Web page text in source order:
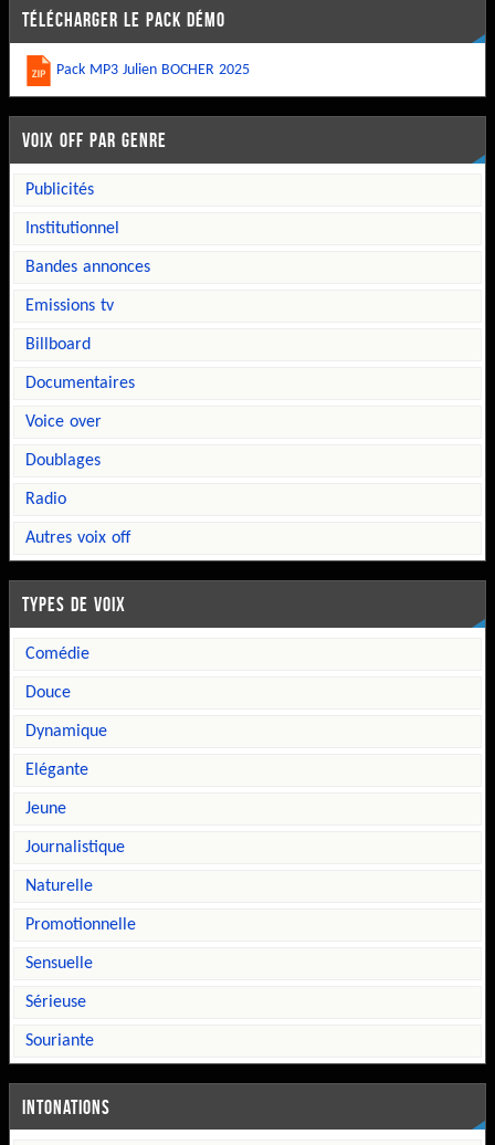
TÉLÉCHARGER LE PACK DÉMO
Pack MP3 Julien BOCHER 2025
VOIX OFF PAR GENRE
publicités
institutionnel
bandes annonces
emissions tv
billboard
documentaires
voice over
doublages
radio
autres voix off
TYPES DE VOIX
comédie
douce
dynamique
elégante
jeune
journalistique
naturelle
promotionnelle
sensuelle
sérieuse
souriante
INTONATIONS